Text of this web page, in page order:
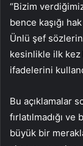
“Bizim
bence kaşığı
Ünlü şef
kesinlikle ilk
ifadelerini
Bu açıklamalar
fırlatılmadığı
büyük bir